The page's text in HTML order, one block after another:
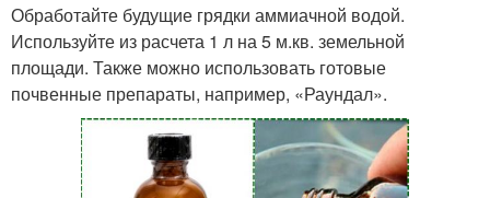
Обработайте будущие грядки аммиачной водой.
Используйте из расчета 1 л на 5 м.кв. земельной
площади. Также можно использовать готовые
почвенные препараты, например, «Раундал».